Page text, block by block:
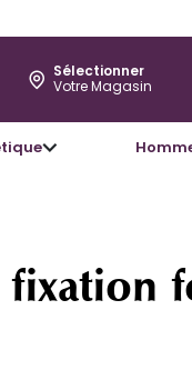
Sélectionner
Votre Magasin